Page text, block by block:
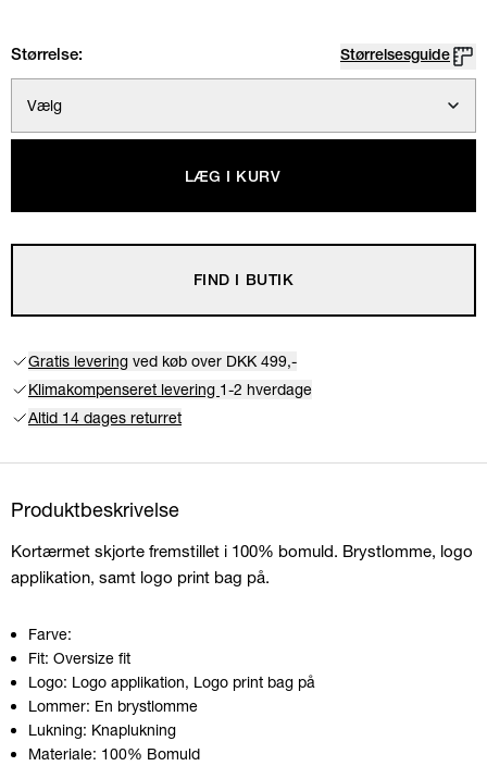
Størrelse: Størrelsesguide
Vælg
LÆG I KURV
FIND I BUTIK
Gratis levering ved køb over DKK 499,-
Klimakompenseret levering 1-2 hverdage
Altid 14 dages returret
Produktbeskrivelse
Kortærmet skjorte fremstillet i 100% bomuld. Brystlomme, logo
applikation, samt logo print bag på.
Farve:
Fit: Oversize fit
Logo: Logo applikation, Logo print bag på
Lommer: En brystlomme
Lukning: Knaplukning
Materiale: 100% Bomuld